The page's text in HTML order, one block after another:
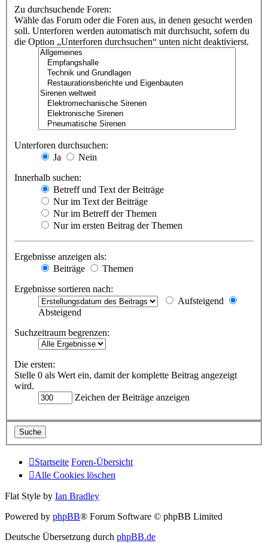
Zu durchsuchende Foren:
Wähle das Forum oder die Foren aus, in denen gesucht werden
soll. Unterforen werden automatisch mit durchsucht, sofern du
die Option „Unterforen durchsuchen“ unten nicht deaktivierst.
Unterforen durchsuchen:
Ja
Nein
Innerhalb suchen:
Betreff und Text der Beiträge
Nur im Text der Beiträge
Nur im Betreff der Themen
Nur im ersten Beitrag der Themen
Ergebnisse anzeigen als:
Beiträge
Themen
Ergebnisse sortieren nach:
Aufsteigend
Absteigend
Suchzeitraum begrenzen:
Die ersten:
Stelle 0 als Wert ein, damit der komplette Beitrag angezeigt
wird.
Zeichen der Beiträge anzeigen
Startseite Foren-Übersicht
Alle Cookies löschen
Flat Style by Ian Bradley
Powered by phpBB® Forum Software © phpBB Limited
Deutsche Übersetzung durch phpBB.de